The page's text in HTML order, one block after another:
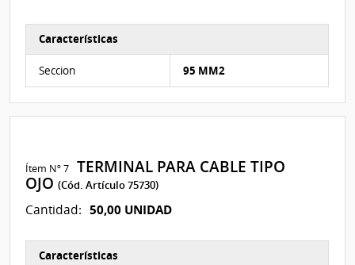
Características
Seccion 95 MM2
Ítem Nº 7 TERMINAL PARA CABLE TIPO
OJO(Cód. Artículo 75730)
Cantidad: 50,00 UNIDAD
Características